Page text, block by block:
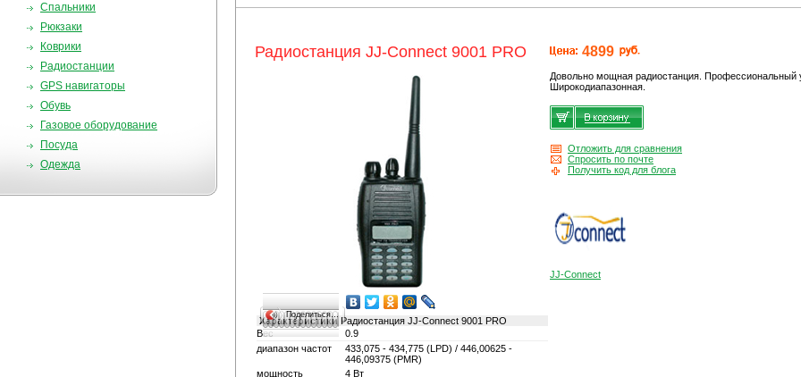
Спальники
Рюкзаки
Коврики
Радиостанции
GPS навигаторы
Обувь
Газовое оборудование
Посуда
Одежда
Радиостанция JJ-Connect 9001 PRO
Поделиться…
ХарактеристикиРадиостанция JJ-Connect 9001 PRO
Вес
0.9
диапазон частот
433,075 - 434,775 (LPD) / 446,00625 -
446,09375 (PMR)
мощность
4 Вт
4899
Довольно мощная радиостанция. Профессиональный
Широкодиапазонная.
Отложить для сравнения
Спросить по почте
Получить код для блога
JJ-Connect